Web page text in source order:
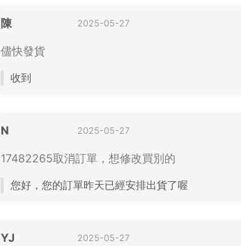
陳 2025-05-27
儘快發貨
收到
N 2025-05-27
17482265取消訂單，想修改買別的
您好，您的訂單昨天已經安排出貨了喔
YJ 2025-05-27